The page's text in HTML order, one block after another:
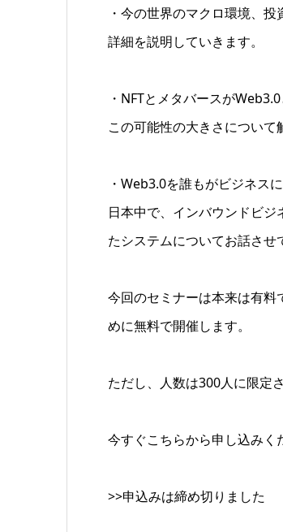
・今の世界のマクロ環境、
詳細を説明していきます。
・NFTとメタバースが
この可能性の大きさについて
・Web3.0を誰もがビジネス
日本中で、インバウンドビ
たシステムについてお話させ
今回のセミナーは本来は有
めに無料で開催します。
ただし、人数は300人に限定
今すぐこちらから申し込みく
>>申込みは締め切りました